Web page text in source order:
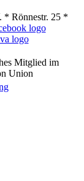
Rönnestr. 25 *
Mitglied im
Union